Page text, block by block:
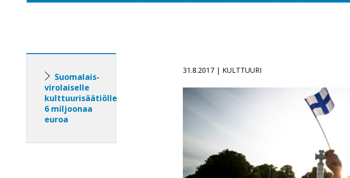
Suomalais-
virolaiselle
kulttuurisäätiölle
6 miljoonaa
euroa
31.8.2017 | KULTTUURI